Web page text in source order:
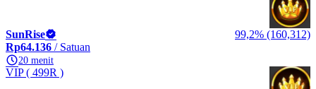
SunRise
99,2% (160,312)
Rp64.136 / Satuan
20 menit
VIP ( 499R )